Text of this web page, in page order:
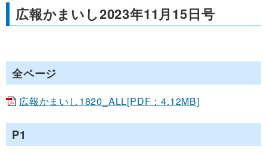
広報かまいし2023年11月15日号
全ページ
広報かまいし1820_ALL[PDF：4.12MB]
P1